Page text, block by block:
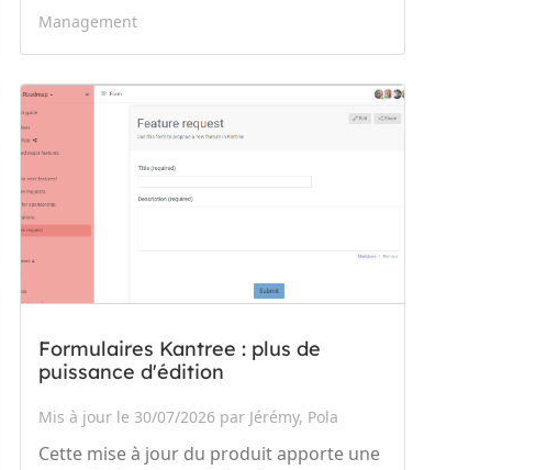
Management
Formulaires Kantree : plus de
puissance d'édition
Mis à jour le 30/07/2026 par Jérémy, Pola
Cette mise à jour du produit apporte une